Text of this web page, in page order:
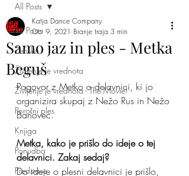
All Posts
Ženska
Življenje je vrednota
Življenje je vrednota - The Movie!
Poročni ples
Knjiga
Ponudba
Predstave
All Posts
Samo jaz in ples - Metka
Beguš
Katja Dance Company
Oct 9, 2021 Branje traja 3 min
Pogovor z Metko o delavnici, ki jo
organizira skupaj z Nežo Rus in Nežo
Banovec.
Metka, kako je prišlo do ideje o tej
delavnici. Zakaj sedaj?
Do ideje o plesni delavnici je prišlo,